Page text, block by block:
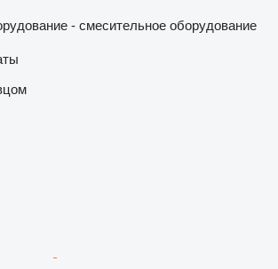
- смесительное оборудование